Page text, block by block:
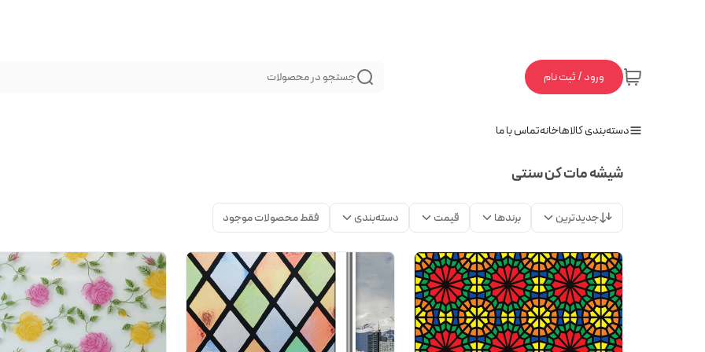
ورود / ثبت نام جستجو در محصولات
دسته‌بندی کالاهاخانهتماس با ما
شیشه مات کن سنتی
جدیدترین برندها قیمت دسته‌بندی فقط محصولات موجود